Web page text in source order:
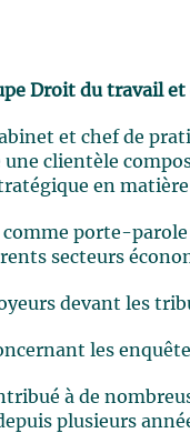
Droit du travail
et chef de
clientèle
en
porte-parole
secteurs
devant les
les
à de
plusieurs